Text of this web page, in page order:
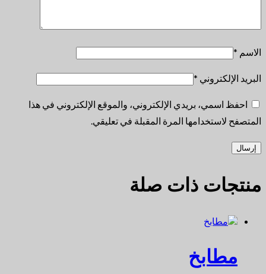
الاسم *
البريد الإلكتروني *
احفظ اسمي، بريدي الإلكتروني، والموقع الإلكتروني في هذا
المتصفح لاستخدامها المرة المقبلة في تعليقي.
منتجات ذات صلة
مطابخ